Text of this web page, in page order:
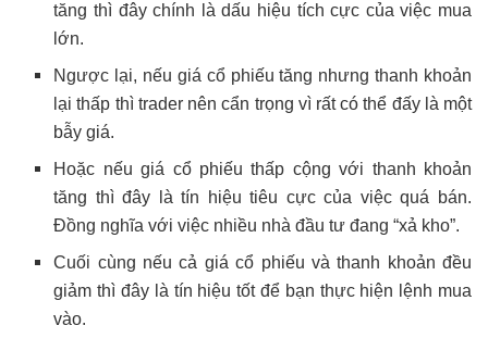
tăng thì đây chính là dấu hiệu tích cực của việc mua
lớn.
Ngược lại, nếu giá cổ phiếu tăng nhưng thanh khoản
lại thấp thì trader nên cẩn trọng vì rất có thể đấy là một
bẫy giá.
Hoặc nếu giá cổ phiếu thấp cộng với thanh khoản
tăng thì đây là tín hiệu tiêu cực của việc quá bán.
Đồng nghĩa với việc nhiều nhà đầu tư đang “xả kho”.
Cuối cùng nếu cả giá cổ phiếu và thanh khoản đều
giảm thì đây là tín hiệu tốt để bạn thực hiện lệnh mua
vào.